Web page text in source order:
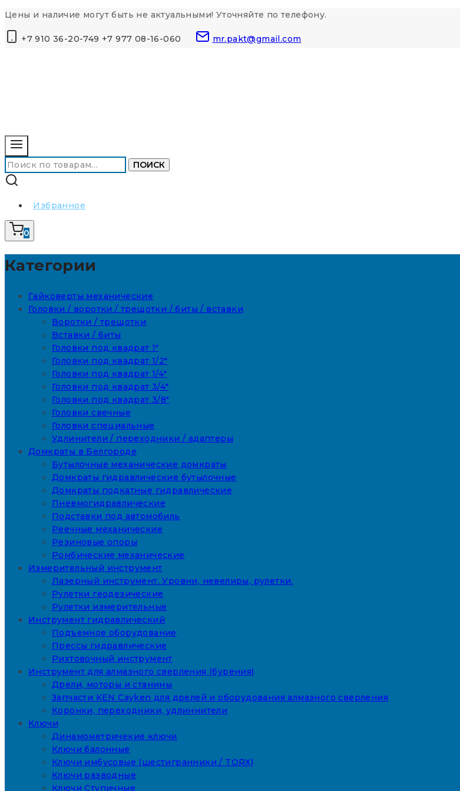
Перейти
контенту
Цены и наличие могут быть не актуальными! Уточняйте по телефону.
+7 910 36-20-749 +7 977 08-16-060 mr.pakt@gmail.com
Искать: ПОИСК
Избранное
0
Категории
Гайковерты механические
Головки / воротки / трещотки / биты / вставки
Воротки / трещотки
Вставки / биты
Головки под квадрат 1"
Головки под квадрат 1/2"
Головки под квадрат 1/4"
Головки под квадрат 3/4"
Головки под квадрат 3/8"
Головки свечные
Головки специальные
Удлинители / переходники / адаптеры
Домкраты в Белгороде
Бутылочные механические домкраты
Домкраты гидравлические бутылочные
Домкраты подкатные гидравлические
Пневмогидравлические
Подставки под автомобиль
Реечные механические
Резиновые опоры
Ромбические механические
Измерительный инструмент
Лазерный инструмент. Уровни, невелиры, рулетки.
Рулетки геодезические
Рулетки измерительные
Инструмент гидравлический
Подъемное оборудование
Прессы гидравлические
Рихтовочный инструмент
Инструмент для алмазного сверления (бурения)
Дрели, моторы и станины
Запчасти KEN Cayken для дрелей и оборудования алмазного сверления
Коронки, переходники, удлиннители
Ключи
Динамометричекие ключи
Ключи балонные
Ключи имбусовые (шестигранники / TORX)
Ключи разводные
Ключи Ступичные